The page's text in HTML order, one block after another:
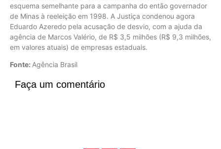
esquema semelhante para a campanha do então governador
de Minas à reeleição em 1998. A Justiça condenou agora
Eduardo Azeredo pela acusação de desvio, com a ajuda da
agência de Marcos Valério, de R$ 3,5 milhões (R$ 9,3 milhões,
em valores atuais) de empresas estaduais.
Fonte: Agência Brasil
Faça um comentário